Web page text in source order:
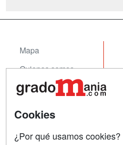
Mapa
Quienes somos
Tarifas publicidad
Cookies
¿Por qué usamos cookies?